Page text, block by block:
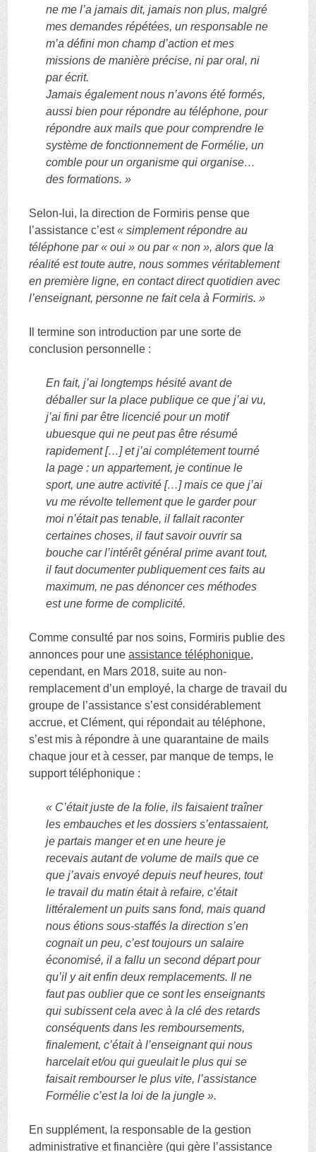
ne me l’a jamais dit, jamais non plus, malgré
mes demandes répétées, un responsable ne
m’a défini mon champ d’action et mes
missions de manière précise, ni par oral, ni
par écrit.
Jamais également nous n’avons été formés,
aussi bien pour répondre au téléphone, pour
répondre aux mails que pour comprendre le
système de fonctionnement de Formélie, un
comble pour un organisme qui organise…
des formations. »
Selon-lui, la direction de Formiris pense que
l’assistance c’est« simplement répondre au
téléphone par « oui » ou par « non », alors que la
réalité est toute autre, nous sommes véritablement
en première ligne, en contact direct quotidien avec
l’enseignant, personne ne fait cela à Formiris. »
Il termine son introduction par une sorte de
conclusion personnelle :
En fait, j’ai longtemps hésité avant de
déballer sur la place publique ce que j’ai vu,
j’ai fini par être licencié pour un motif
ubuesque qui ne peut pas être résumé
rapidement […] et j’ai complétement tourné
la page : un appartement, je continue le
sport, une autre activité […] mais ce que j’ai
vu me révolte tellement que le garder pour
moi n’était pas tenable, il fallait raconter
certaines choses, il faut savoir ouvrir sa
bouche car l’intérêt général prime avant tout,
il faut documenter publiquement ces faits au
maximum, ne pas dénoncer ces méthodes
est une forme de complicité.
Comme consulté par nos soins, Formiris publie des
annonces pour uneassistance téléphonique,
cependant, en Mars 2018, suite au non-
remplacement d’un employé, la charge de travail du
groupe de l’assistance s’est considérablement
accrue, et Clément, qui répondait au téléphone,
s’est mis à répondre à une quarantaine de mails
chaque jour et à cesser, par manque de temps, le
support téléphonique :
« C’était juste de la folie, ils faisaient traîner
les embauches et les dossiers s’entassaient,
je partais manger et en une heure je
recevais autant de volume de mails que ce
que j’avais envoyé depuis neuf heures, tout
le travail du matin était à refaire, c’était
littéralement un puits sans fond, mais quand
nous étions sous-staffés la direction s’en
cognait un peu, c’est toujours un salaire
économisé, il a fallu un second départ pour
qu’il y ait enfin deux remplacements. Il ne
faut pas oublier que ce sont les enseignants
qui subissent cela avec à la clé des retards
conséquents dans les remboursements,
finalement, c’était à l’enseignant qui nous
harcelait et/ou qui gueulait le plus qui se
faisait rembourser le plus vite, l’assistance
Formélie c’est la loi de la jungle ».
En supplément, la responsable de la gestion
administrative et financière (qui gère l’assistance